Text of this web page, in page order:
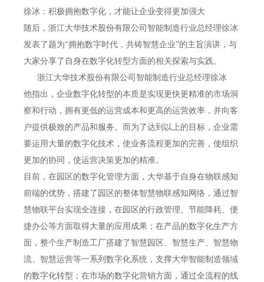
徐冰：积极拥抱数字化，才能让企业变得更加强大
随后，浙江大华技术股份有限公司智能制造行业总经理徐冰
发表了题为“拥抱数字时代，共铸智慧企业”的主旨演讲，与
大家分享了自身在数字化转型方面的相关探索与实践。
浙江大华技术股份有限公司智能制造行业总经理徐冰
他指出，企业数字化转型的本质是实现更快更精准的市场洞
察和行动，拥有更低的运营成本和更高的运营效率，并向客
户提供极致的产品和服务。而为了达到以上的目标，企业需
要运用大量的数字化技术，使业务流程更加的完善，使组织
更加的协同，使运营决策更加的精准。
目前，在园区的数字化管理方面，大华基于自身在物联感知
前端的优势，搭建了园区的整体智慧物联感知网络，通过智
慧物联平台实现全连接，在园区的行政管理、节能降耗、便
捷办公等方面取得大量的应用成果；在产品的数字化生产方
面，整个生产制造工厂搭建了智慧园区、智慧生产、智慧物
流、智慧运营等一系列数字化系统，支撑大华智能制造领域
的数字化转型；在市场的数字化营销方面，通过全流程的线